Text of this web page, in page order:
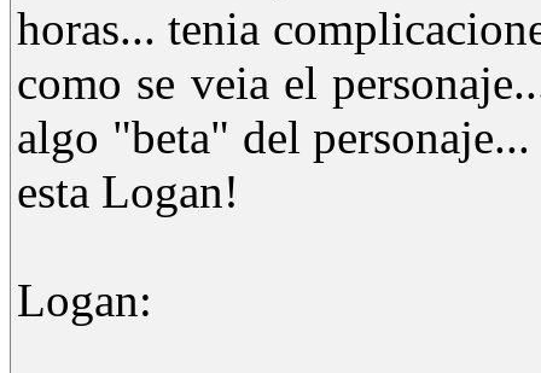
horas... tenia
como se veia el
algo "beta" del
esta Logan!
Logan: